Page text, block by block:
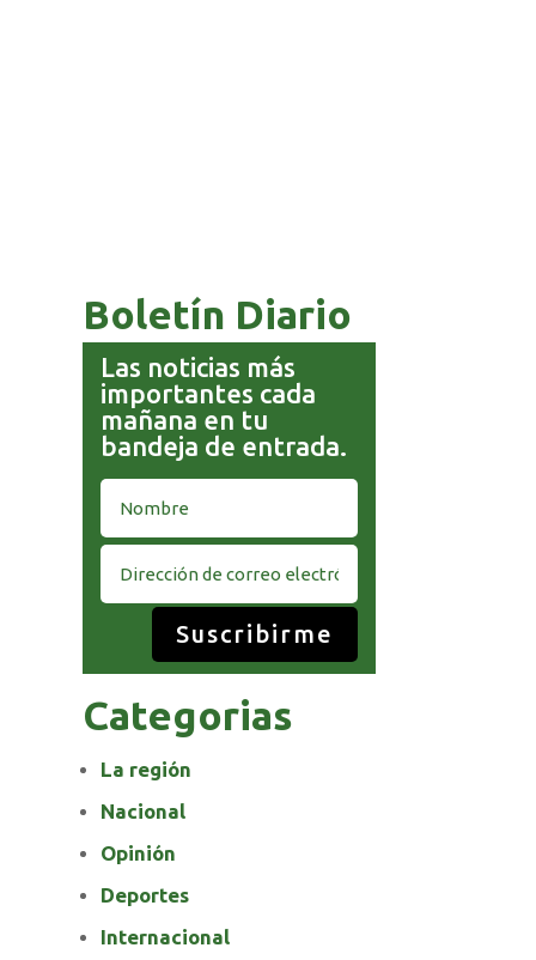
Boletín Diario
Las noticias más
importantes cada
mañana en tu
bandeja de entrada.
Suscribirme
Categorias
La región
Nacional
Opinión
Deportes
Internacional